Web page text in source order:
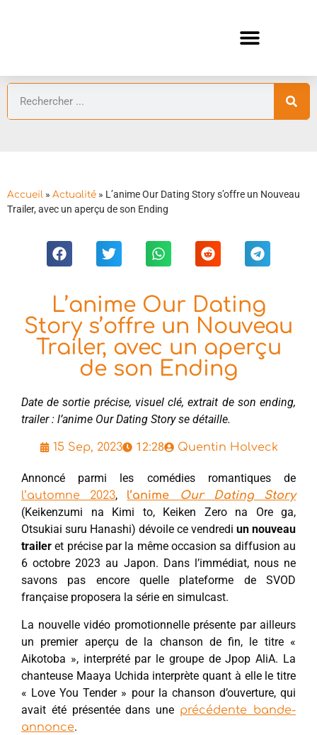
Accueil » Actualité » L’anime Our Dating Story s’offre un Nouveau
Trailer, avec un aperçu de son Ending
L’anime Our Dating
Story s’offre un Nouveau
Trailer, avec un aperçu
de son Ending
Date de sortie précise, visuel clé, extrait de son ending,
trailer : l’anime Our Dating Story se détaille.
15 Sep, 2023 12:28 Quentin Holveck
Annoncé parmi les comédies romantiques de
l’automne 2023, l’anime Our Dating Story
(Keikenzumi na Kimi to, Keiken Zero na Ore ga,
Otsukiai suru Hanashi) dévoile ce vendredi un nouveau
trailer et précise par la même occasion sa diffusion au
6 octobre 2023 au Japon. Dans l’immédiat, nous ne
savons pas encore quelle plateforme de SVOD
française proposera la série en simulcast.
La nouvelle vidéo promotionnelle présente par ailleurs
un premier aperçu de la chanson de fin, le titre «
Aikotoba », interprété par le groupe de Jpop AliA. La
chanteuse Maaya Uchida interprète quant à elle le titre
« Love You Tender » pour la chanson d’ouverture, qui
avait été présentée dans une précédente bande-
annonce.